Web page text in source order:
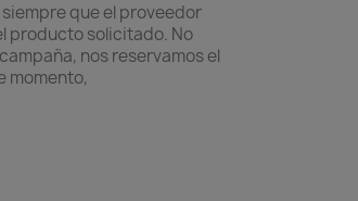
que el proveedor
producto solicitado. No
nos reservamos el
momento,